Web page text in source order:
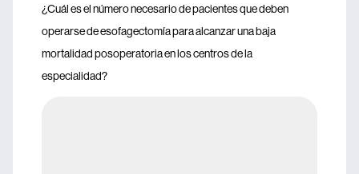
¿Cuál es el número necesario de pacientes que deben
operarse de esofagectomía para alcanzar una baja
mortalidad posoperatoria en los centros de la
especialidad?